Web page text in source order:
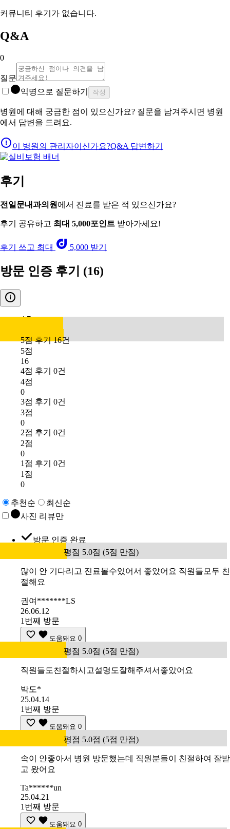
커뮤니티 후기가 없습니다.
Q&A
0
질문
익명으로 질문하기
작성
병원에 대해 궁금한 점이 있으신가요? 질문을 남겨주시면 병원
에서 답변을 드려요.
이 병원의 관리자이신가요?Q&A 답변하기
후기
전일문내과의원 에서 진료를 받은 적 있으신가요?
후기 공유하고 최대 5,000포인트 받아가세요!
후기 쓰고 최대 5,000 받기
방문 인증 후기 (16)
4.7
5점 후기 16건
5점
16
4점 후기 0건
4점
0
3점 후기 0건
3점
0
2점 후기 0건
2점
0
1점 후기 0건
1점
0
추천순
최신순
사진 리뷰만
방문 인증 완료
평점 5.0점 (5점 만점)
많이 안 기다리고 진료볼수있어서 좋았어요 직원들모두 친
절해요
권여*******LS
26.06.12
1번째 방문
도움돼요 0
평점 5.0점 (5점 만점)
직원들도친절하시고설명도잘해주셔서좋았어요
박도*
25.04.14
1번째 방문
도움돼요 0
평점 5.0점 (5점 만점)
속이 안좋아서 병원 방문했는데 직원분들이 친절하여 잘받
고 왔어요
Ta******un
25.04.21
1번째 방문
도움돼요 0